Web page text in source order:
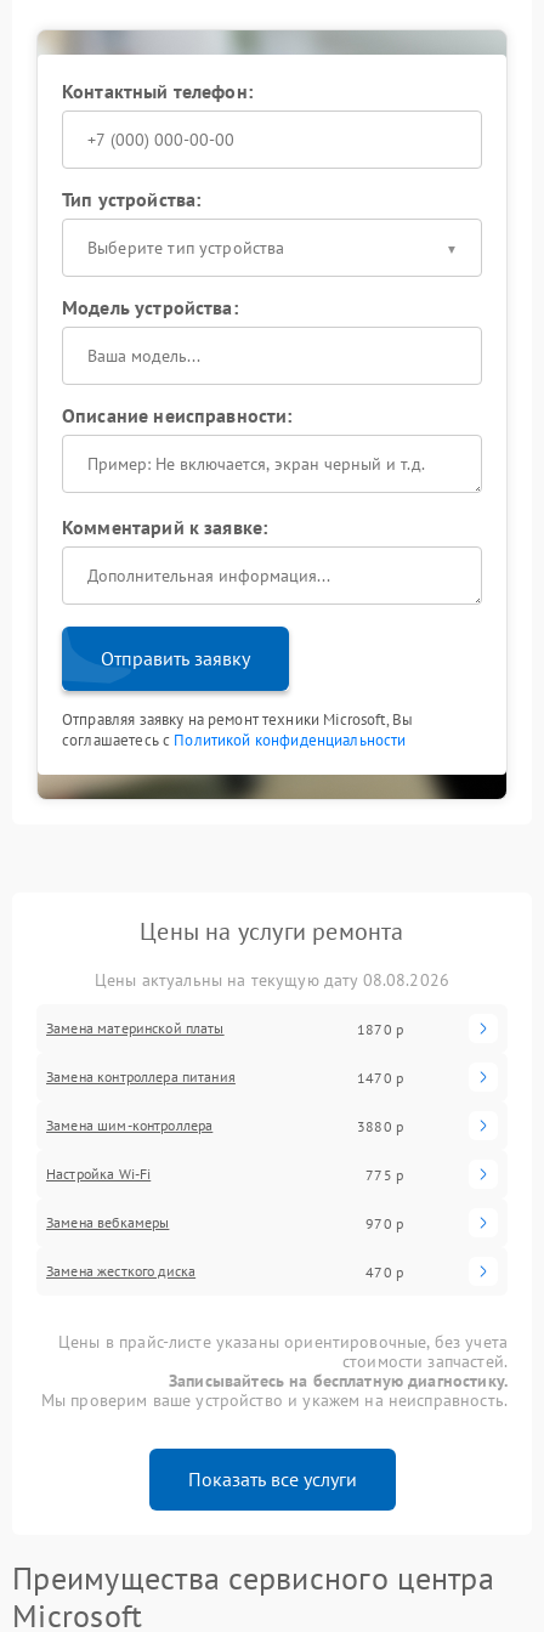
ноуте. Своевременное обращение поможет
избежать более серьезных повреждений и
сохранить функциональность устройства.
Контактный телефон:
Тип устройства:
Выберите тип устройства
Модель устройства:
Описание неисправности:
Комментарий к заявке:
Отправить заявку
Отправляя заявку на ремонт техники Microsoft, Вы
соглашаетесь с Политикой конфиденциальности
Цены на услуги ремонта
Цены актуальны на текущую дату 08.08.2026
Замена материнской платы 1870 р
Замена контроллера питания 1470 р
Замена шим-контроллера 3880 р
Настройка Wi-Fi 775 р
Замена вебкамеры 970 р
Замена жесткого диска 470 р
Цены в прайс-листе указаны ориентировочные, без учета
стоимости запчастей.
Записывайтесь на бесплатную диагностику.
Мы проверим ваше устройство и укажем на неисправность.
Показать все услуги
Преимущества сервисного центра
Microsoft